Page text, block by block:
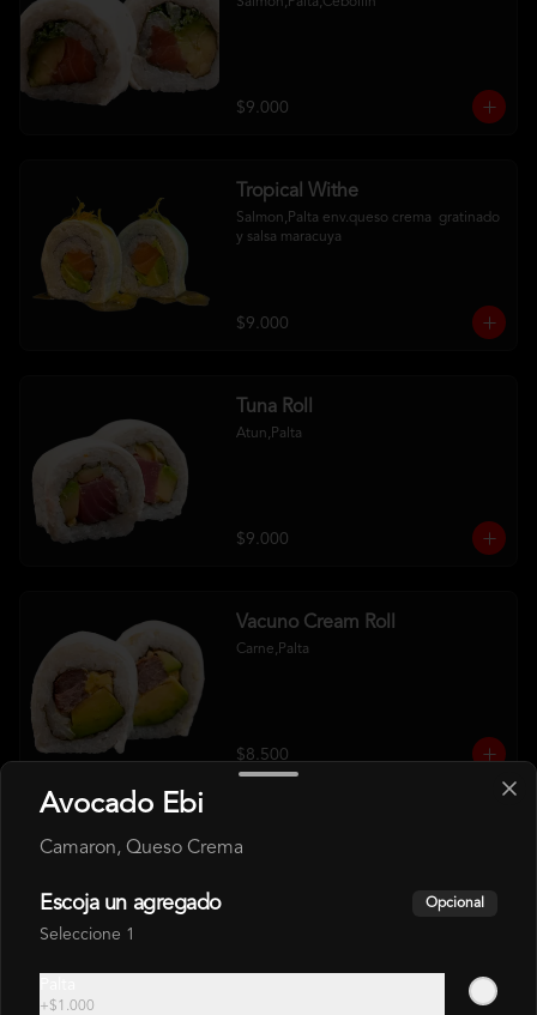
$9.000
Tropical Withe
Salmon,Palta env.queso crema  gratinado
y salsa maracuya
$9.000
Tuna Roll
Atun,Palta
$9.000
Vacuno Cream Roll
Carne,Palta
$8.500
HOSOMAKI
Atún, Arroz
Avocado Ebi
Camaron, Queso Crema
Escoja un agregado Opcional
Seleccione 1
+$1.000